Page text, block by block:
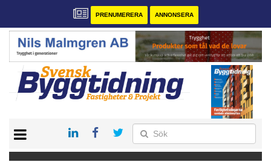
PRENUMERERA ANNONSERA